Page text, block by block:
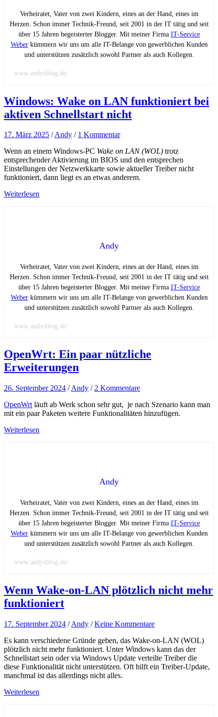
Verheiratet, Vater von zwei Kindern, eines an der Hand, eines im
Herzen. Schon immer Technik-Freund, seit 2001 in der IT tätig und seit
über 15 Jahren begeisterter Blogger. Mit meiner Firma IT-Service
Weberkümmern wir uns um alle IT-Belange von gewerblichen Kunden
und unterstützen zusätzlich sowohl Partner als auch Kollegen.
www.andysblog.de/
Windows: Wake on LAN funktioniert bei
aktiven Schnellstart nicht
17. März 2025 /Andy / 1 Kommentar
Wenn an einem Windows-PC Wake on LAN (WOL) trotz
entsprechender Aktivierung im BIOS und den entsprechen
Einstellungen der Netzwerkkarte sowie aktueller Treiber nicht
funktioniert, dann liegt es an etwas anderem.
Weiterlesen
Andy
Verheiratet, Vater von zwei Kindern, eines an der Hand, eines im
Herzen. Schon immer Technik-Freund, seit 2001 in der IT tätig und seit
über 15 Jahren begeisterter Blogger. Mit meiner Firma IT-Service
Weberkümmern wir uns um alle IT-Belange von gewerblichen Kunden
und unterstützen zusätzlich sowohl Partner als auch Kollegen.
www.andysblog.de/
OpenWrt: Ein paar nützliche
Erweiterungen
26. September 2024 /Andy / 2 Kommentare
OpenWrt läuft ab Werk schon sehr gut, je nach Szenario kann man
mit ein paar Paketen weitere Funktionalitäten hinzufügen.
Weiterlesen
Andy
Verheiratet, Vater von zwei Kindern, eines an der Hand, eines im
Herzen. Schon immer Technik-Freund, seit 2001 in der IT tätig und seit
über 15 Jahren begeisterter Blogger. Mit meiner Firma IT-Service
Weberkümmern wir uns um alle IT-Belange von gewerblichen Kunden
und unterstützen zusätzlich sowohl Partner als auch Kollegen.
www.andysblog.de/
Wenn Wake-on-LAN plötzlich nicht mehr
funktioniert
17. September 2024 /Andy /Keine Kommentare
Es kann verschiedene Gründe geben, das Wake-on-LAN (WOL)
plötzlich nicht mehr funktioniert. Unter Windows kann das der
Schnellstart sein oder via Windows Update verteilte Treiber die
diese Funktionalität nicht unterstützen. Oft hilft ein Treiber-Update,
manchmal ist das allerdings nicht alles.
Weiterlesen